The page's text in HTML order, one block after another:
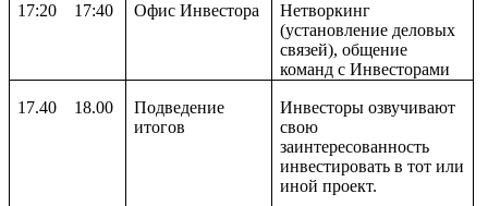
17:20 1 7:40 Офис Инвестора
Нетворкинг
(установление деловых
связей), общение
команд с Инвесторами
1 7.40 18.00
Подведение
итогов
Инвесторы озвучивают
свою
заинтересованность
инвестировать в тот или
иной проект.